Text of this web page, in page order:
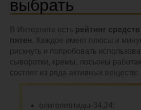
выбрать
В Интернете есть рейтинг
пятен . Каждое имеет плюсы и
рискнуть и попробовать
сыворотки, кремы, лосьоны
состоят из ряда активных веществ:
олигопептиды-34,24;